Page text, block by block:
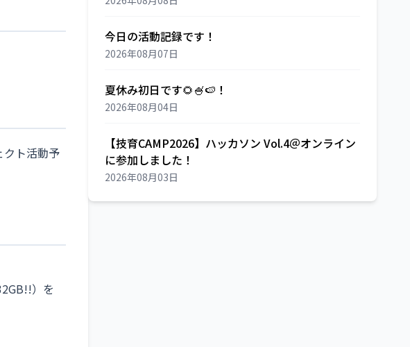
クト活動予
）を
今日の活動記録です！
2026年08月07日
夏休み初日です🌻🍧🍉！
2026年08月04日
【技育CAMP2026】ハッカソン Vol.4＠オンライン
に参加しました！
2026年08月03日